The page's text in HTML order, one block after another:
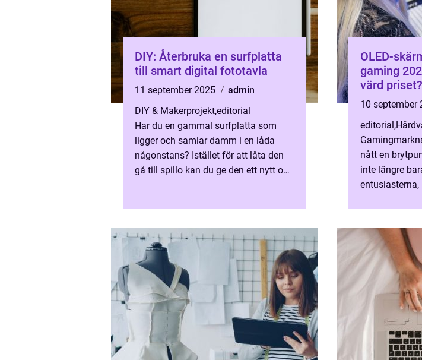
DIY: Återbruka en surfplatta
till smart digital fototavla
11 september 2025
admin
DIY & Makerprojekt,editorial
Har du en gammal surfplatta som
ligger och samlar damm i en låda
någonstans? Istället för att låta den
gå till spillo kan du ge den ett nytt och
OLED-
gaming
värd priset?
10 september
editorial,
nått en
inte längre
entusiasterna,